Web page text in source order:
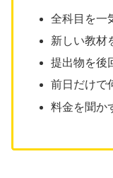
全科目を一
新しい教材
提出物を後
前日だけで
料金を聞か